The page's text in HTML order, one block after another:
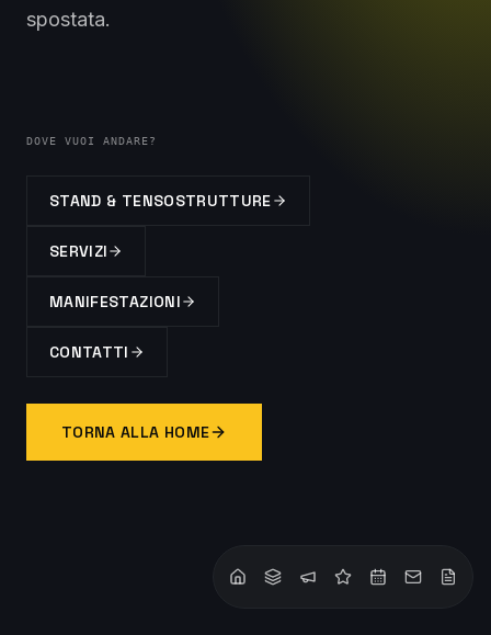
spostata.
DOVE VUOI ANDARE?
STAND & TENSOSTRUTTURE
SERVIZI
MANIFESTAZIONI
CONTATTI
TORNA ALLA HOME